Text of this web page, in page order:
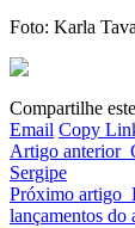
Foto: Karla
Compartilhe
Email Copy
Artigo anterior
Sergipe
Próximo artigo
lançamentos do